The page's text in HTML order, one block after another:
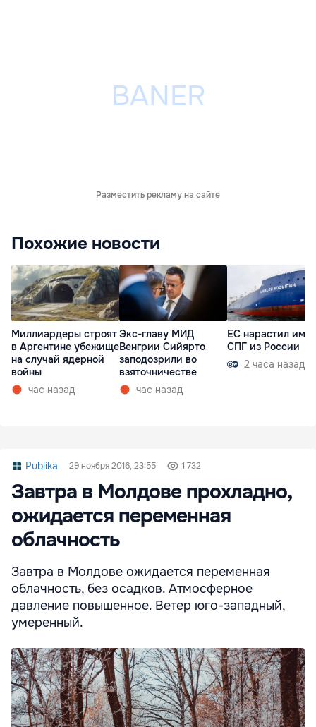
Разместить рекламу на сайте
Похожие новости
Миллиардеры строят
в Аргентине убежище
на случай ядерной
войны
час назад
Экс-главу МИД
Венгрии Сийярто
заподозрили во
взяточничестве
час назад
ЕС нарастил
СПГ из России
2 часа назад
Publika 29 ноября 2016, 23:55 1 732
Завтра в Молдове прохладно,
ожидается переменная
облачность
Завтра в Молдове ожидается переменная
облачность, без осадков. Атмосферное
давление повышенное. Ветер юго-западный,
умеренный.